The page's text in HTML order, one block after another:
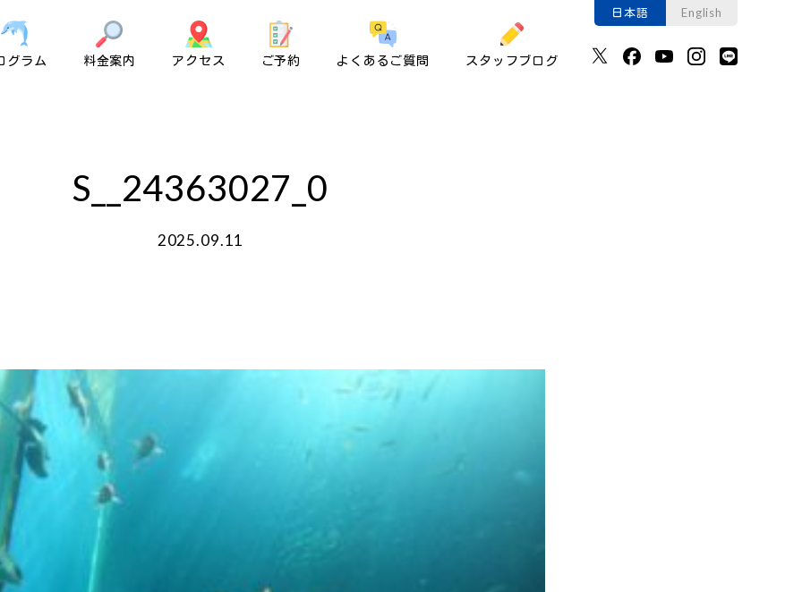
グラム 料金案内 アクセス ご予約 よくあるご質問 スタッフブログ
日本語 English
S__24363027_0
2025.09.11